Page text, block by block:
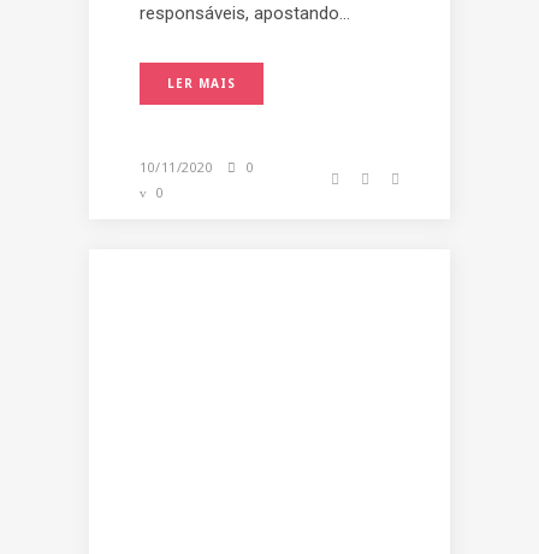
responsáveis, apostando...
LER MAIS
10/11/2020
0
0